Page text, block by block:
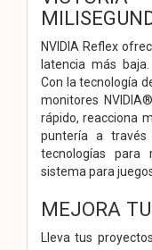
NVIDIA Reflex
latencia más
Con la tecnología
monitores
rápido, reacciona
puntería a través
tecnologías para
sistema para
MEJORA
Lleva tus